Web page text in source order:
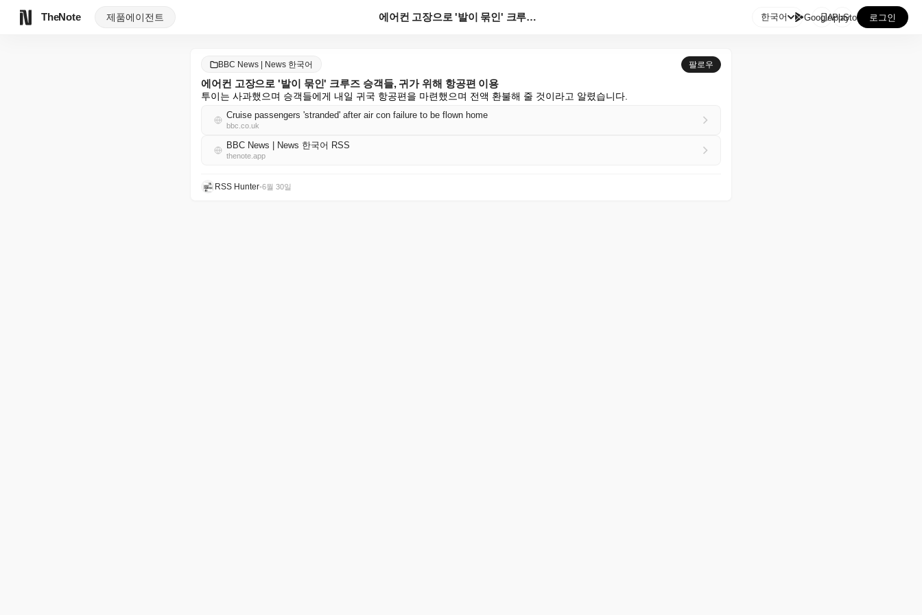
TheNote 제품에이전트 에어컨 고장으로 '발이 묶인' 크루즈 승객들, 귀가 위... 한국어 GooglePlay
AppStore 로그인
BBC News | News 한국어 팔로우
에어컨 고장으로 '발이 묶인' 크루즈 승객들, 귀가 위해 항공편 이용
투이는 사과했으며 승객들에게 내일 귀국 항공편을 마련했으며 전액 환불해 줄 것이라고 알렸습니다.
Cruise passengers 'stranded' after air con failure to be flown home
bbc.co.uk
BBC News | News 한국어 RSS
thenote.app
RSS Hunter•6월 30일